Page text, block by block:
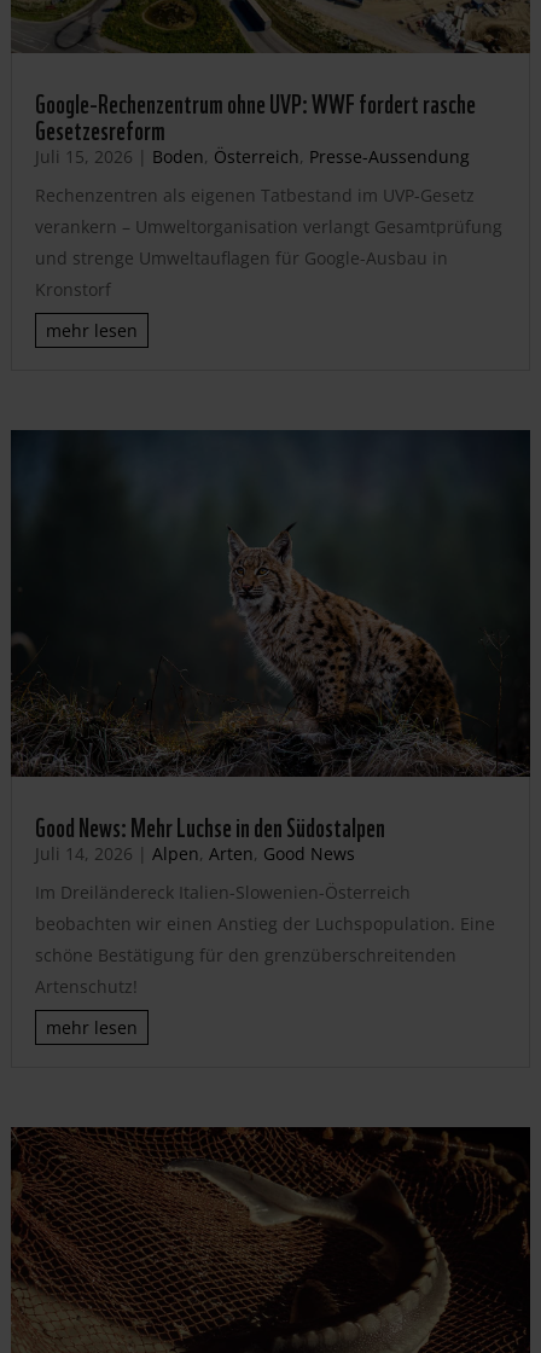
Google-Rechenzentrum ohne UVP: WWF fordert rasche
Gesetzesreform
Juli 15, 2026 | Boden, Österreich, Presse-Aussendung
Rechenzentren als eigenen Tatbestand im UVP-Gesetz
verankern – Umweltorganisation verlangt Gesamtprüfung
und strenge Umweltauflagen für Google-Ausbau in
Kronstorf
mehr lesen
Good News: Mehr Luchse in den Südostalpen
Juli 14, 2026 | Alpen, Arten, Good News
Im Dreiländereck Italien-Slowenien-Österreich
beobachten wir einen Anstieg der Luchspopulation. Eine
schöne Bestätigung für den grenzüberschreitenden
Artenschutz!
mehr lesen